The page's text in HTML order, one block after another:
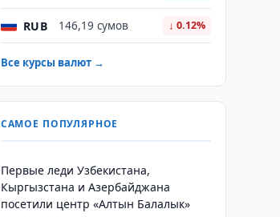
RUB 146,19 сумов ↓ 0.12%
Все курсы валют →
САМОЕ ПОПУЛЯРНОЕ
Первые леди Узбекистана,
Кыргызстана и Азербайджана
посетили центр «Алтын Балалык»